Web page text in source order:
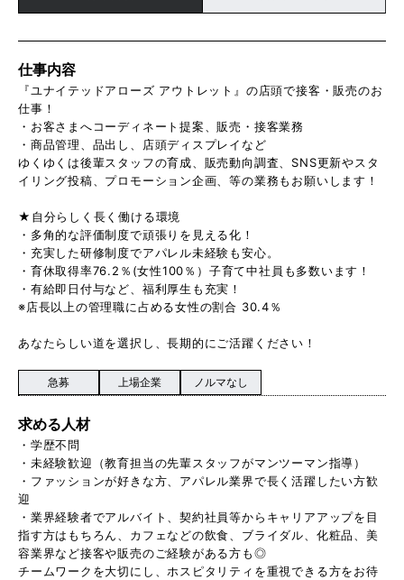
仕事内容
『ユナイテッドアローズ アウトレット』の店頭で接客・販売のお
仕事！
・お客さまへコーディネート提案、販売・接客業務
・商品管理、品出し、店頭ディスプレイなど
ゆくゆくは後輩スタッフの育成、販売動向調査、SNS更新やスタ
イリング投稿、プロモーション企画、等の業務もお願いします！
★自分らしく長く働ける環境
・多角的な評価制度で頑張りを見える化！
・充実した研修制度でアパレル未経験も安心。
・育休取得率76.2％(女性100％）子育て中社員も多数います！
・有給即日付与など、福利厚生も充実！
※店長以上の管理職に占める女性の割合 30.4％
あなたらしい道を選択し、長期的にご活躍ください！
急募 上場企業 ノルマなし
求める人材
・学歴不問
・未経験歓迎（教育担当の先輩スタッフがマンツーマン指導）
・ファッションが好きな方、アパレル業界で長く活躍したい方歓
迎
・業界経験者でアルバイト、契約社員等からキャリアアップを目
指す方はもちろん、カフェなどの飲食、ブライダル、化粧品、美
容業界など接客や販売のご経験がある方も◎
チームワークを大切にし、ホスピタリティを重視できる方をお待